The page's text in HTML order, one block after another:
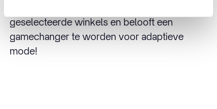
geselecteerde winkels en belooft een
gamechanger te worden voor adaptieve
mode!